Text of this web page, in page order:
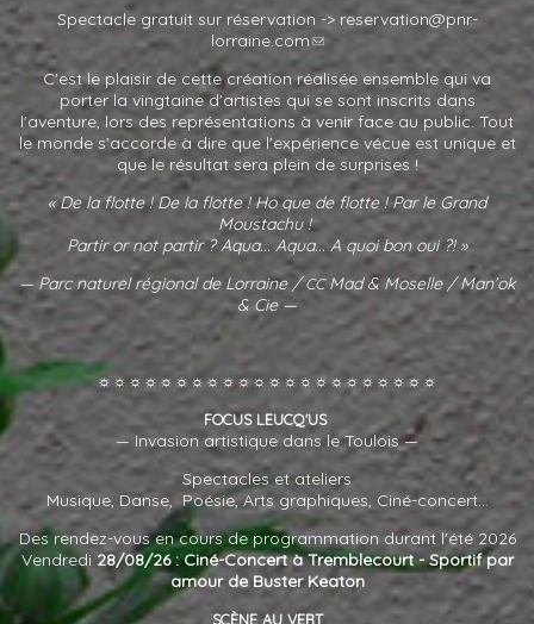
Spectacle gratuit sur réservation -> reservation@pnr-
lorraine.com
C'est le plaisir de cette création réalisée ensemble qui va
porter la vingtaine d'artistes qui se sont inscrits dans
l'aventure, lors des représentations à venir face au public. Tout
le monde s'accorde à dire que l'expérience vécue est unique et
que le résultat sera plein de surprises !
« De la flotte ! De la flotte ! Ho que de flotte ! Par le Grand
Moustachu !
Partir or not partir ? Aqua... Aqua... A quoi bon oui ?! »
— Parc naturel régional de Lorraine /CCMad&Moselle / Man’ok
& Cie —
☼☼☼☼☼☼☼☼☼☼☼☼☼☼☼☼☼☼☼☼☼☼
FOCUS LEUCQ'US
— Invasion artistique dans le Toulois —
Spectacles et ateliers
Musique, Danse, Poésie, Arts graphiques, Ciné-concert...
Des rendez-vous en cours de programmation durant l'été 2026
Vendredi 28/08/26 : Ciné-Concert à Tremblecourt - Sportif par
amour de Buster Keaton
SCÈNE AU VERT